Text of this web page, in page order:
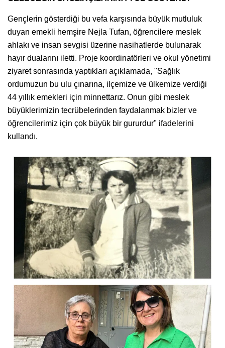
Gençlerin gösterdiği bu vefa karşısında büyük mutluluk
duyan emekli hemşire Nejla Tufan, öğrencilere meslek
ahlakı ve insan sevgisi üzerine nasihatlerde bulunarak
hayır dualarını iletti. Proje koordinatörleri ve okul yönetimi
ziyaret sonrasında yaptıkları açıklamada, "Sağlık
ordumuzun bu ulu çınarına, ilçemize ve ülkemize verdiği
44 yıllık emekleri için minnettarız. Onun gibi meslek
büyüklerimizin tecrübelerinden faydalanmak bizler ve
öğrencilerimiz için çok büyük bir gururdur" ifadelerini
kullandı.